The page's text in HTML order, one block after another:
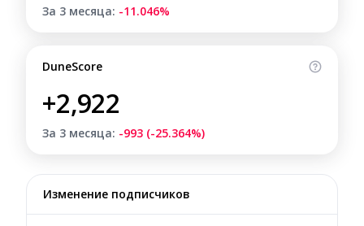
За 3 месяца: -11.046%
DuneScore
+2,922
За 3 месяца: -993 (-25.364%)
Изменение подписчиков